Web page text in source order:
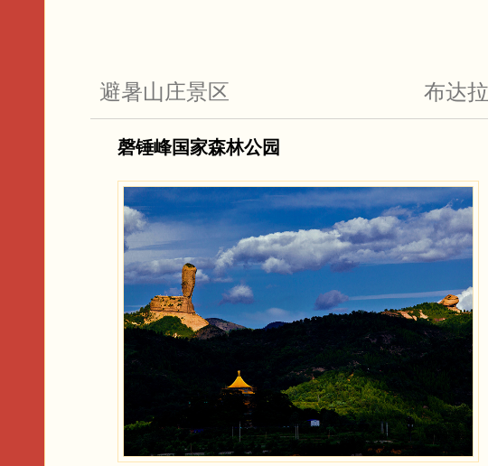
避暑山庄景区 布达
磬锤峰国家森林公园